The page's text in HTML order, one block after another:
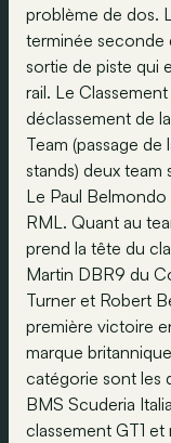
problème de dos.
terminée seconde
sortie de piste qui
rail. Le
déclassement de
Team (passage de
stands) deux
Le Paul
RML. Quant au
prend la tête du
Martin DBR9 du
Turner et Robert
première victoire
marque
catégorie sont les
BMS Scuderia
classement GT1